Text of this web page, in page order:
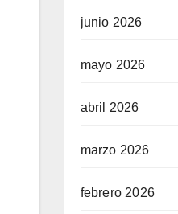
junio 2026
mayo 2026
abril 2026
marzo 2026
febrero 2026